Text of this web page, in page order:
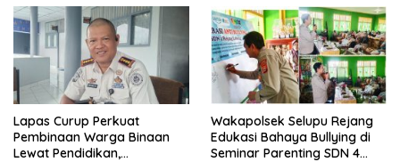
Lapas Curup Perkuat
Pembinaan Warga Binaan
Lewat Pendidikan,
Wakapolsek Selupu Rejang
Edukasi Bahaya Bullying di
Seminar Parenting SDN 4